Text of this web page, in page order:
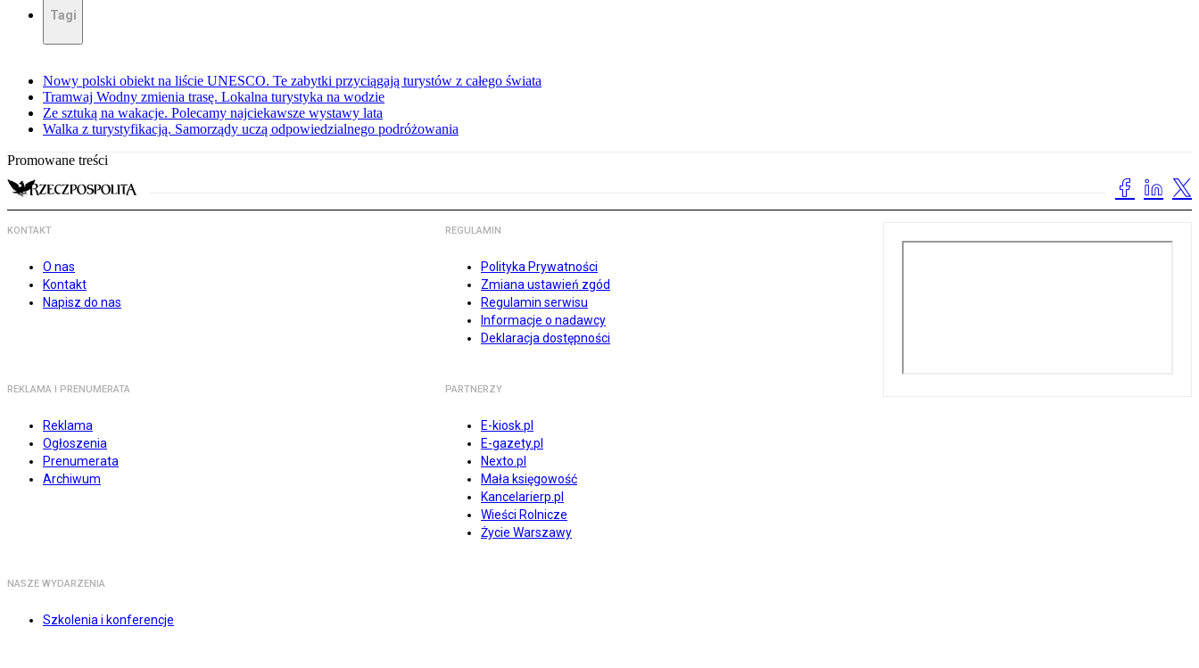
Tagi
Nowy polski obiekt na liście UNESCO. Te zabytki przyciągają turystów z całego świata
Tramwaj Wodny zmienia trasę. Lokalna turystyka na wodzie
Ze sztuką na wakacje. Polecamy najciekawsze wystawy lata
Walka z turystyfikacją. Samorządy uczą odpowiedzialnego podróżowania
Promowane treści
KONTAKT
O nas
Kontakt
Napisz do nas
REGULAMIN
Polityka Prywatności
Zmiana ustawień zgód
Regulamin serwisu
Informacje o nadawcy
Deklaracja dostępności
REKLAMA I PRENUMERATA
Reklama
Ogłoszenia
Prenumerata
Archiwum
PARTNERZY
E-kiosk.pl
E-gazety.pl
Nexto.pl
Mała księgowość
Kancelarierp.pl
Wieści Rolnicze
Życie Warszawy
NASZE WYDARZENIA
Szkolenia i konferencje